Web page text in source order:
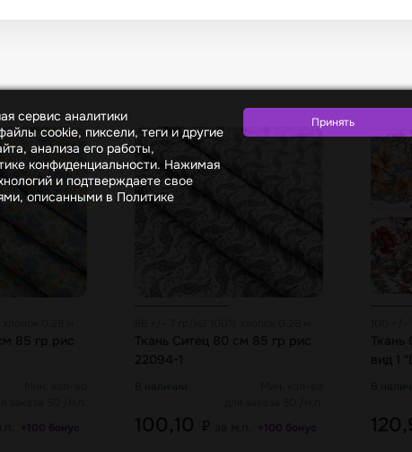
В наличии В
сервис аналитики
cookie, пиксели, теги и другие
анализа его работы,
конфиденциальности. Нажимая
и подтверждаете свое
описанными в Политике